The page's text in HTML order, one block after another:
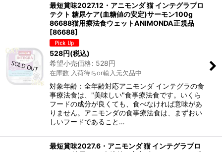
最短賞味2027.12・アニモンダ 猫 インテグラプロ
テクト 糖尿ケア(血糖値の安定)サーモン100g
86688猫用療法食ウェットANIMONDA正規品
[86688]
528円(税込)
希望小売価格: 528円
在庫数 入荷待ちor輸入元欠品中
対象年齢：全年齢対応アニモンダ インテグラの食
事療法食は、"美味しい"食事療法食です。いくら
フードの成分が良くても、食べなければ意味があ
りません。アニモンダの食事療法食は、まずおい
しいフードであること…
最短賞味2027.6・アニモンダ 猫 インテグラプロ